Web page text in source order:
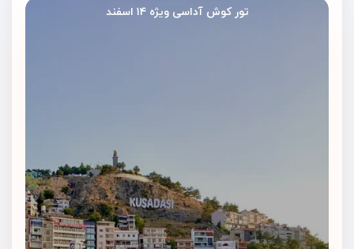
تور کوش آداسی ویژه ۱۴ اسفند